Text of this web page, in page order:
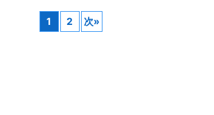
1 2 次»